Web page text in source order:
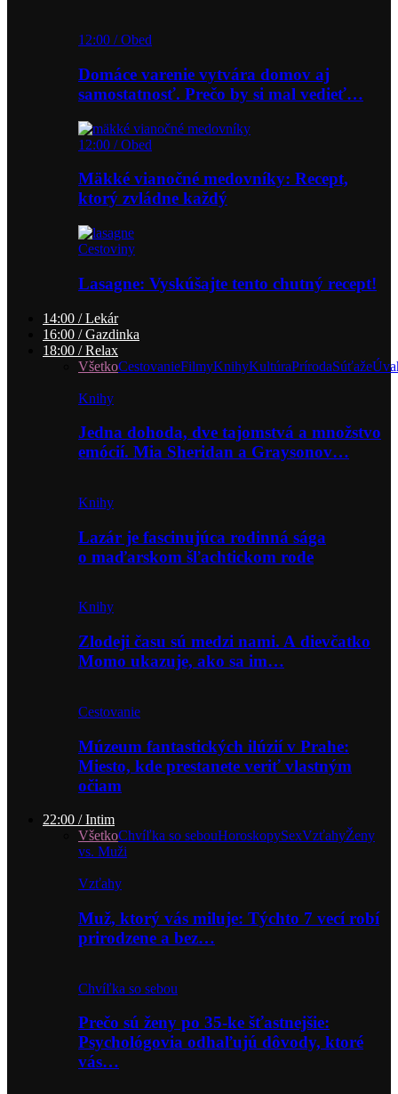
12:00 / Obed
Domáce varenie vytvára domov aj
samostatnosť. Prečo by si mal vedieť…
12:00 / Obed
Mäkké vianočné medovníky: Recept,
ktorý zvládne každý
Cestoviny
Lasagne: Vyskúšajte tento chutný recept!
14:00 / Lekár
16:00 / Gazdinka
18:00 / Relax
VšetkoCestovanieFilmyKnihyKultúraPrírodaSúťaže
Knihy
Jedna dohoda, dve tajomstvá a množstvo
emócií. Mia Sheridan a Graysonov…
Knihy
Lazár je fascinujúca rodinná sága
o maďarskom šľachtickom rode
Knihy
Zlodeji času sú medzi nami. A dievčatko
Momo ukazuje, ako sa im…
Cestovanie
Múzeum fantastických ilúzií v Prahe:
Miesto, kde prestanete veriť vlastným
očiam
22:00 / Intim
VšetkoChvíľka so sebouHoroskopySexVzťahyŽeny
vs. Muži
Vzťahy
Muž, ktorý vás miluje: Týchto 7 vecí robí
prirodzene a bez…
Chvíľka so sebou
Prečo sú ženy po 35-ke šťastnejšie:
Psychológovia odhaľujú dôvody, ktoré
vás…